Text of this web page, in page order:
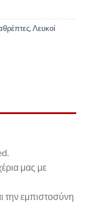
,Λευκοί
μας με
την εμπιστοσύνη